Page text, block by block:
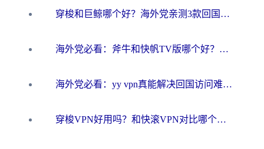
穿梭和巨鲸哪个好？海外党亲测3款回国加速器，教你避开90%的坑
海外党必看：斧牛和快帆TV版哪个好？3分钟选对回国加速器，无缝刷B站、追热剧
海外党必看：yy vpn真能解决回国访问难题？附云极initap测评+免费方案对比
穿梭VPN好用吗？和快滚VPN对比哪个回国效果更好？海外党选回国加速器必看指南